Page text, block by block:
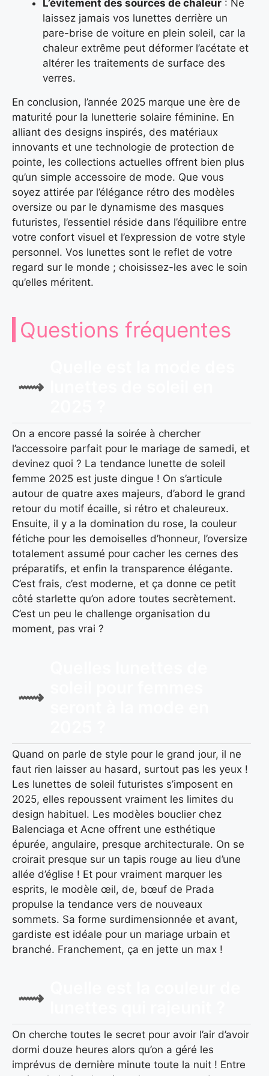
L’évitement des sources de chaleur : Ne
laissez jamais vos lunettes derrière un
pare-brise de voiture en plein soleil, car la
chaleur extrême peut déformer l’acétate et
altérer les traitements de surface des
verres.
En conclusion, l’année 2025 marque une ère de
maturité pour la lunetterie solaire féminine. En
alliant des designs inspirés, des matériaux
innovants et une technologie de protection de
pointe, les collections actuelles offrent bien plus
qu’un simple accessoire de mode. Que vous
soyez attirée par l’élégance rétro des modèles
oversize ou par le dynamisme des masques
futuristes, l’essentiel réside dans l’équilibre entre
votre confort visuel et l’expression de votre style
personnel. Vos lunettes sont le reflet de votre
regard sur le monde ; choisissez-les avec le soin
qu’elles méritent.
Questions fréquentes
On a encore passé la soirée à chercher
l’accessoire parfait pour le mariage de samedi, et
devinez quoi ? La tendance lunette de soleil
femme 2025 est juste dingue ! On s’articule
autour de quatre axes majeurs, d’abord le grand
retour du motif écaille, si rétro et chaleureux.
Ensuite, il y a la domination du rose, la couleur
fétiche pour les demoiselles d’honneur, l’oversize
totalement assumé pour cacher les cernes des
préparatifs, et enfin la transparence élégante.
C’est frais, c’est moderne, et ça donne ce petit
côté starlette qu’on adore toutes secrètement.
C’est un peu le challenge organisation du
moment, pas vrai ?
Quand on parle de style pour le grand jour, il ne
faut rien laisser au hasard, surtout pas les yeux !
Les lunettes de soleil futuristes s’imposent en
2025, elles repoussent vraiment les limites du
design habituel. Les modèles bouclier chez
Balenciaga et Acne offrent une esthétique
épurée, angulaire, presque architecturale. On se
croirait presque sur un tapis rouge au lieu d’une
allée d’église ! Et pour vraiment marquer les
esprits, le modèle œil, de, bœuf de Prada
propulse la tendance vers de nouveaux
sommets. Sa forme surdimensionnée et avant,
gardiste est idéale pour un mariage urbain et
branché. Franchement, ça en jette un max !
On cherche toutes le secret pour avoir l’air d’avoir
dormi douze heures alors qu’on a géré les
imprévus de dernière minute toute la nuit ! Entre